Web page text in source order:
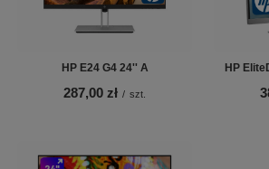
HP E24 G4 24'' A
287,00 zł / szt.
HP